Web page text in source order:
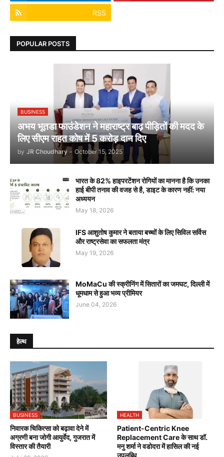
RSS
POPULAR POSTS
BUSINESS
अभय भूतडा फाउंडेशन ने महाराष्ट्र बाढ़ पीड़ितों की मदद के
लिए सीएम राहत कोष में 5 करोड़ दान दिए
by JR Choudhary - October 15, 2025
भारत के 82% हाइपरटेंशन रोगियों का मानना है कि उनका
हाई बीपी तनाव की वजह से है, डाइट के कारण नहीं: नया
अध्ययन
May 18, 2026
IFS आशुतोष कुमार ने बताया बच्चों के लिए सिविल सर्विस
और राष्ट्रसेवा का सफलता मंत्र
May 19, 2026
MoMaCu की स्क्रीनिंग में सितारों का जमघट, दिल्ली में
धूमधाम से हुआ भव्य प्रीमियर
June 04, 2026
हेल्थ
BUSINESS
निवारक चिकित्सा को बढ़ावा देने में
अग्रणी बना जोगी आयुर्वेद, गुजरात में
विस्तार की तैयारी
HEALTH
Patient-Centric Knee
Replacement Care के साथ डॉ.
मनु शर्मा ने वडोदरा में हासिल की नई